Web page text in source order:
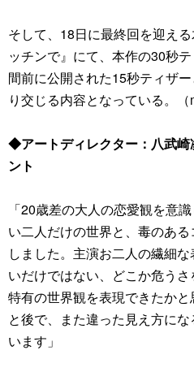
そして、18日に最終回を迎え
ッチンで』にて、本作の30秒
間前に公開された15秒ティザ
り交じる内容となっている。（
◆アートディレクター：八武崎
ント
「20歳差の大人の恋愛観を意
い二人だけの世界と、毒のあ
しました。主演お二人の繊細
いだけではない、どこか危うさ
特有の世界観を表現できたか
と後で、また違った見え方に
います」